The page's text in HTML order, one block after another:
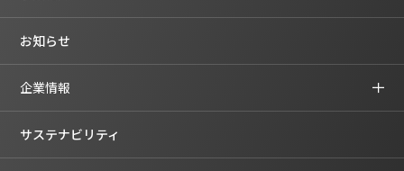
お知らせ
企業情報
サステナビリティ